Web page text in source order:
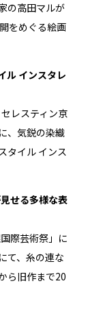
の高田マルが
をめぐる絵画
ル インスタレ
レスティン京
、気鋭の染織
タイル インス
せる多様な表
際芸術祭」に
て、糸の連な
ら旧作まで20